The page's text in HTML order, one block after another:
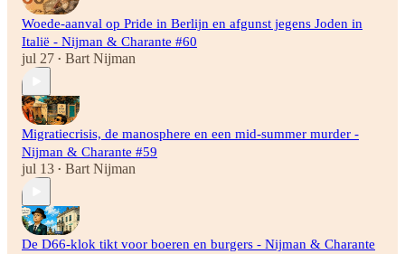
Woede-aanval op Pride in Berlijn en afgunst jegens Joden in
Italië - Nijman & Charante #60
jul 27 • Bart Nijman
Migratiecrisis, de manosphere en een mid-summer murder -
Nijman & Charante #59
jul 13 • Bart Nijman
De D66-klok tikt voor boeren en burgers - Nijman & Charante